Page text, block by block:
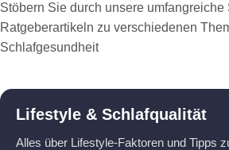
Stöbern Sie durch unsere umfangreiche
Ratgeberartikeln zu verschiedenen
Schlafgesundheit
Lifestyle & Schlafqualität
Alles über Lifestyle-Faktoren und Tipps